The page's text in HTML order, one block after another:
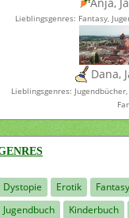
Lieblingsgenres: Fantasy,
Dana,
Lieblingsgenres:
Dystopie Erotik Fantasy
Jugendbuch
Kinderbuch